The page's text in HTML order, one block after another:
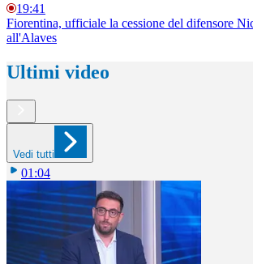
19:41
Fiorentina, ufficiale la cessione del difensore
all'Alaves
Ultimi video
Vedi tutti
01:04